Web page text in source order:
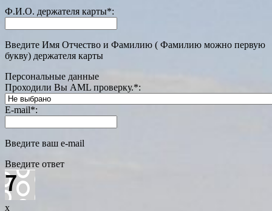
Ф.И.О. держателя карты*:
Введите Имя Отчество и Фамилию ( Фамилию можно первую
букву) держателя карты
Персональные данные
Проходили Вы AML проверку.*:
E-mail*:
Введите ваш e-mail
Введите ответ
x